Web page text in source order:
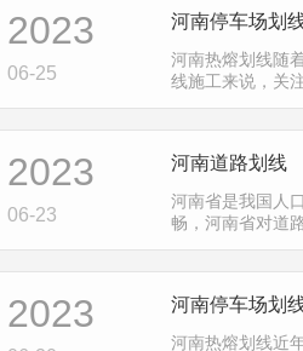
2023
06-25
河南停车场划
河南热熔划线随
线施工来说，关
2023
06-23
河南道路划线
河南省是我国人
畅，河南省对道
2023 河南停车场划
河南热熔划线近